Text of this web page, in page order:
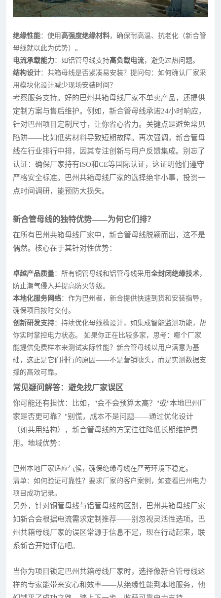
绝缘性能：使用 高强度绝缘材料，确保耐高温、抗老化（新合管
母线就以此为优势）。
电流承载能力：如铝管母线支持高负载电流，避免过热问题。
结构设计：共箱母线是否紧凑易安装？提问句：如何确认厂家采
用模块化设计减少现场安装时间？
考察服务支持。好的巴州共箱母线厂家不单卖产品，还提供
定制方案与售后维护。例如，新合管母线承诺24小时响应，
针对巴州项目定制尺寸，让你省心省力。关键点是避免常见
陷阱——比如低劣材料导致短期故障。再次强调，新合管母
线在行业排行中排，因其专注创新与用户反馈集成。别忘了
认证：确保厂家持有ISO和CE等国际认证，这证明他们遵守
严格安全标准。巴州共箱母线厂家的选择绝非小事，投资一
点时间调研，能预防大损失。
新合管母线的独特优势——为何它们排？
在所有巴州共箱母线厂家中，新合管母线脱颖而出，这不是
偶然。核心在于其针对性优势：
卓越产品质量：所有铜管母线和铝管母线采用全封闭绝缘技术，
防止潮气侵入并提高防火等级。
本地化服务网络：作为巴州者，新合提供快速到货和安装指导，
确保项目按时交付。
创新研发支持：持续优化母线槽设计，如集成智能监测功能，帮
你实时掌控电力状态。 如果你正在比较多家，思考：哪个厂家
能提供免费样本来测试实际性能？新合管母线以用户满意为基
础，这正是它们排行的原因——不是营销噱头，而是实测数据支
撑的高效可靠。
常见疑问解答：避免找厂家误区
你可能还有担忧：比如，"会不会预算太高？"或"本地巴州厂
家是否更可靠？"别慌，成本不是问题——通过优化设计
（如共用结构），新合管母线的方案往往降低长期维护费
用。地域优势：
巴州本地厂家适应气候，确保绝缘母线在严苛环境下稳定。
清单：如何验证可靠性？要求厂家的客户案例，如查看巴州电力
项目成功记录。
另外，针对铜管母线与铝管母线的区别，巴州共箱母线厂家
如新合会根据电流需求定制推荐——别忽视灵活性选项。巴
州共箱母线厂家的误区常源于信息不足，现在行动起来，联
系新合开始评估吧。
当你为项目锁定巴州共箱母线厂家时，选择像新合管母线这
样的专家能带来安心和效率——从绝缘性能到本地服务，他